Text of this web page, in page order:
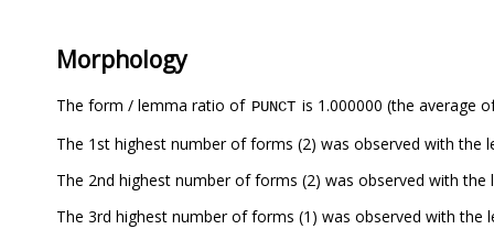
Morphology
The form / lemma ratio of PUNCT is 1.000000 (the average
The 1st highest number of forms (2) was observed with the
The 2nd highest number of forms (2) was observed with the
The 3rd highest number of forms (1) was observed with the